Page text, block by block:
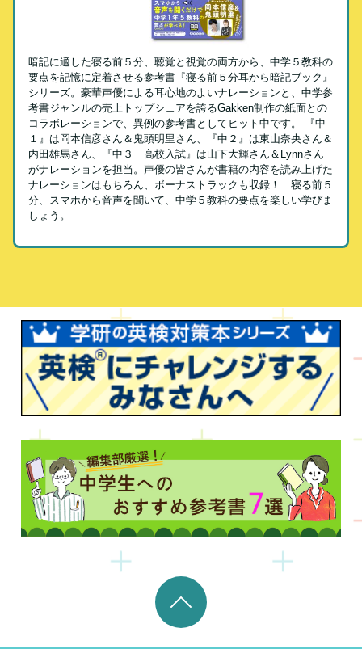
暗記に適した寝る前５分、聴覚と視覚の両方から、中学５教科の
要点を記憶に定着させる参考書『寝る前５分耳から暗記ブック』
シリーズ。豪華声優による耳心地のよいナレーションと、中学参
考書ジャンルの売上トップシェアを誇るGakken制作の紙面との
コラボレーションで、異例の参考書としてヒット中です。 『中
１』は岡本信彦さん＆鬼頭明里さん、『中２』は東山奈央さん＆
内田雄馬さん、『中３ 高校入試』は山下大輝さん＆Lynnさん
がナレーションを担当。声優の皆さんが書籍の内容を読み上げた
ナレーションはもちろん、ボーナストラックも収録！ 寝る前５
分、スマホから音声を聞いて、中学５教科の要点を楽しい学びま
しょう。